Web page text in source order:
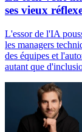
ses vieux
L'essor de l'IA
les managers
des équipes et
autant que